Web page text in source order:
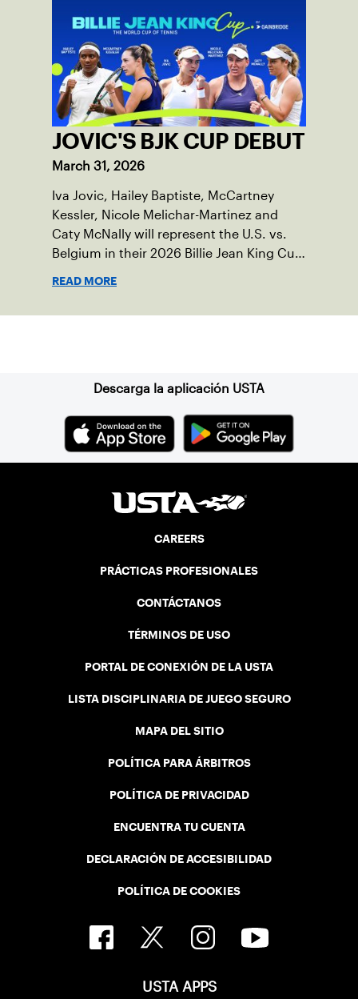
JOVIC'S BJK CUP DEBUT
March 31, 2026
Iva Jovic, Hailey Baptiste, McCartney
Kessler, Nicole Melichar-Martinez and
Caty McNally will represent the U.S. vs.
Belgium in their 2026 Billie Jean King Cup
READ MORE
Descarga la aplicación USTA
CAREERS
PRÁCTICAS PROFESIONALES
CONTÁCTANOS
TÉRMINOS DE USO
PORTAL DE CONEXIÓN DE LA USTA
LISTA DISCIPLINARIA DE JUEGO SEGURO
MAPA DEL SITIO
POLÍTICA PARA ÁRBITROS
POLÍTICA DE PRIVACIDAD
ENCUENTRA TU CUENTA
DECLARACIÓN DE ACCESIBILIDAD
POLÍTICA DE COOKIES
USTA APPS